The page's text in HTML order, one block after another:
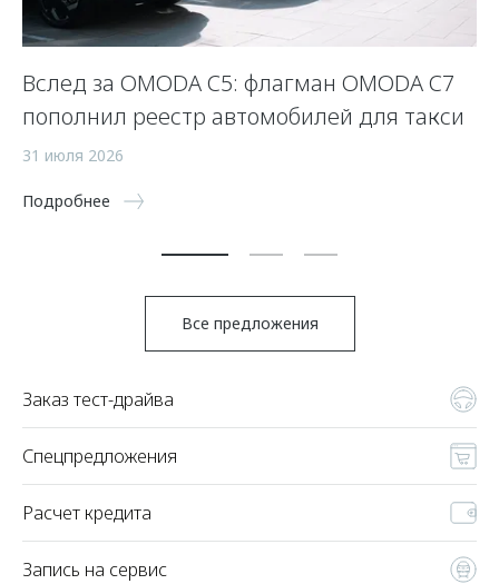
Вслед за OMODA C5: флагман OMODA C7
пополнил реестр автомобилей для такси
31 июля 2026
Подробнее
Все предложения
Заказ тест-драйва
Спецпредложения
Расчет кредита
Запись на сервис